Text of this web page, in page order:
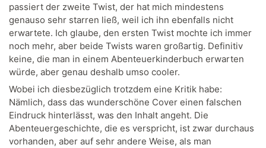
passiert der zweite Twist, der hat mich mindestens
genauso sehr starren ließ, weil ich ihn ebenfalls nicht
erwartete. Ich glaube, den ersten Twist mochte ich immer
noch mehr, aber beide Twists waren großartig. Definitiv
keine, die man in einem Abenteuerkinderbuch erwarten
würde, aber genau deshalb umso cooler.
Wobei ich diesbezüglich trotzdem eine Kritik habe:
Nämlich, dass das wunderschöne Cover einen falschen
Eindruck hinterlässt, was den Inhalt angeht. Die
Abenteuergeschichte, die es verspricht, ist zwar durchaus
vorhanden, aber auf sehr andere Weise, als man